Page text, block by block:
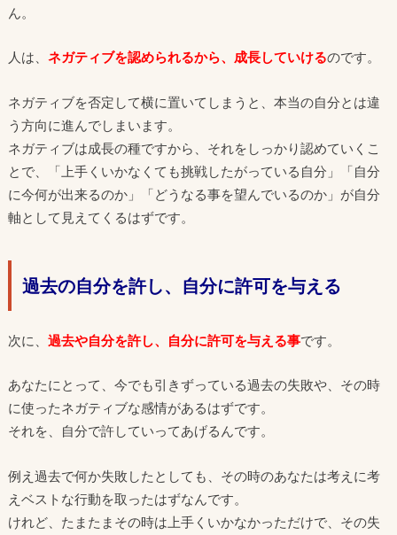
ん。
人は、 ネガティブを認められるから、成長していけるのです。
ネガティブを否定して横に置いてしまうと、本当の自分とは違
う方向に進んでしまいます。
ネガティブは成長の種ですから、それをしっかり認めていくこ
とで、「上手くいかなくても挑戦したがっている自分」「自分
に今何が出来るのか」「どうなる事を望んでいるのか」が自分
軸として見えてくるはずです。
過去の自分を許し、自分に許可を与える
次に、 過去や自分を許し、自分に許可を与える事です。
あなたにとって、今でも引きずっている過去の失敗や、その時
に使ったネガティブな感情があるはずです。
それを、自分で許していってあげるんです。
例え過去で何か失敗したとしても、その時のあなたは考えに考
えベストな行動を取ったはずなんです。
けれど、たまたまその時は上手くいかなかっただけで、その失